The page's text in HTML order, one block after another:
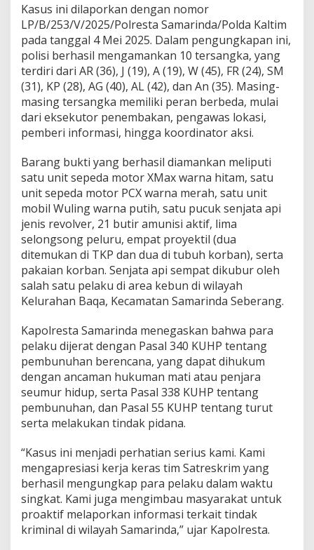
Kasus ini dilaporkan dengan nomor
LP/B/253/V/2025/Polresta Samarinda/Polda Kaltim
pada tanggal 4 Mei 2025. Dalam pengungkapan ini,
polisi berhasil mengamankan 10 tersangka, yang
terdiri dari AR (36), J (19), A (19), W (45), FR (24), SM
(31), KP (28), AG (40), AL (42), dan An (35). Masing-
masing tersangka memiliki peran berbeda, mulai
dari eksekutor penembakan, pengawas lokasi,
pemberi informasi, hingga koordinator aksi.
Barang bukti yang berhasil diamankan meliputi
satu unit sepeda motor XMax warna hitam, satu
unit sepeda motor PCX warna merah, satu unit
mobil Wuling warna putih, satu pucuk senjata api
jenis revolver, 21 butir amunisi aktif, lima
selongsong peluru, empat proyektil (dua
ditemukan di TKP dan dua di tubuh korban), serta
pakaian korban. Senjata api sempat dikubur oleh
salah satu pelaku di area kebun di wilayah
Kelurahan Baqa, Kecamatan Samarinda Seberang.
Kapolresta Samarinda menegaskan bahwa para
pelaku dijerat dengan Pasal 340 KUHP tentang
pembunuhan berencana, yang dapat dihukum
dengan ancaman hukuman mati atau penjara
seumur hidup, serta Pasal 338 KUHP tentang
pembunuhan, dan Pasal 55 KUHP tentang turut
serta melakukan tindak pidana.
“Kasus ini menjadi perhatian serius kami. Kami
mengapresiasi kerja keras tim Satreskrim yang
berhasil mengungkap para pelaku dalam waktu
singkat. Kami juga mengimbau masyarakat untuk
proaktif melaporkan informasi terkait tindak
kriminal di wilayah Samarinda,” ujar Kapolresta.